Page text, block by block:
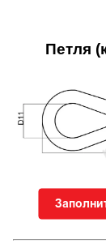
Петля